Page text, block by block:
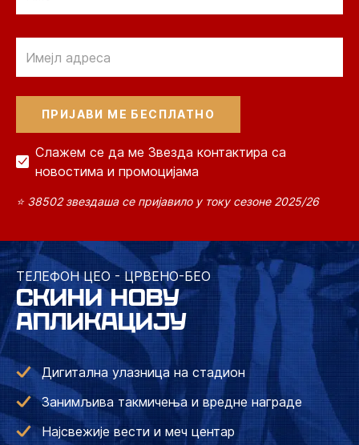
Слажем се да ме Звезда контактира са
новостима и промоцијама
⭐ 38502 звездаша се пријавило у току сезоне 2025/26
ТЕЛЕФОН ЦЕО - ЦРВЕНО-БЕО
СКИНИ НОВУ
АПЛИКАЦИЈУ
Дигитална улазница на стадион
Занимљива такмичења и вредне награде
Најсвежије вести и меч центар